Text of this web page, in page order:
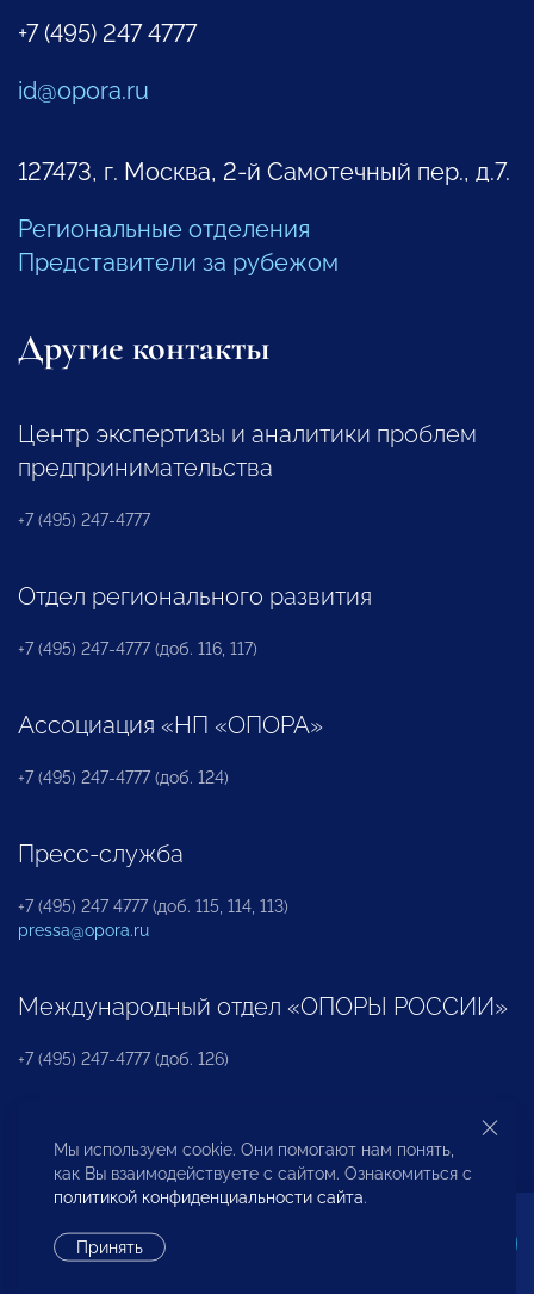
+7 (495) 247 4777
id@opora.ru
127473, г. Москва, 2-й Самотечный пер., д.7.
Региональные отделения
Представители за рубежом
Другие контакты
Центр экспертизы и аналитики проблем
предпринимательства
+7 (495) 247-4777
Отдел регионального развития
+7 (495) 247-4777 (доб. 116, 117)
Ассоциация «НП «ОПОРА»
+7 (495) 247-4777 (доб. 124)
Пресс-служба
+7 (495) 247 4777 (доб. 115, 114, 113)
pressa@opora.ru
Международный отдел «ОПОРЫ РОССИИ»
+7 (495) 247-4777 (доб. 126)
Бюро по защите прав предпринимателей и
инвесторов
Мы используем cookie. Они помогают нам понять,
как Вы взаимодействуете с сайтом. Ознакомиться с
политикой конфиденциальности сайта.
Принять